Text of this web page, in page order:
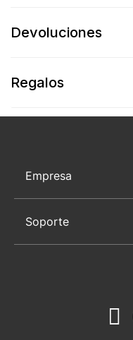
Devoluciones
Regalos
Empresa
Soporte